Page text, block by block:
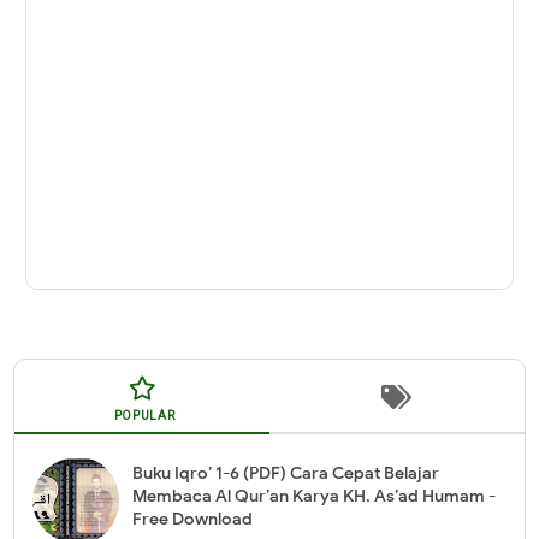
POPULAR
Buku Iqro’ 1-6 (PDF) Cara Cepat Belajar
Membaca Al Qur’an Karya KH. As’ad Humam -
Free Download